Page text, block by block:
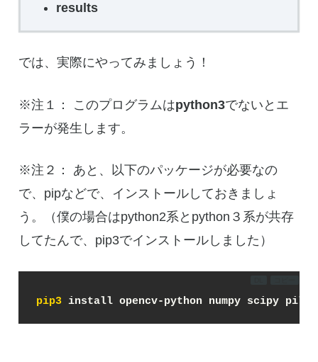
results
では、実際にやってみましょう！
※注１： このプログラムはpython3でないとエ
ラーが発生します。
※注２： あと、以下のパッケージが必要なの
で、pipなどで、インストールしておきましょ
う。（僕の場合はpython2系とpython３系が共存
してたんで、pip3でインストールしました）
pip3